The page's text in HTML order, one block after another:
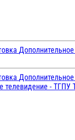
телевидение - ТГПУ